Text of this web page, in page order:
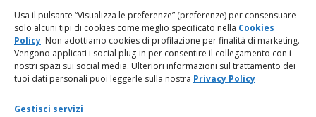
Usa il pulsante “Visualizza le preferenze” (preferenze) per consensuare
solo alcuni tipi di cookies come meglio specificato nella Cookies
Policy Non adottiamo cookies di profilazione per finalità di marketing.
Vengono applicati i social plug-in per consentire il collegamento con i
nostri spazi sui social media. Ulteriori informazioni sul trattamento dei
tuoi dati personali puoi leggerle sulla nostra Privacy Policy
Gestisci servizi
Regolamento categorie particolari di dati personali e dati
giudiziari
Amministrazione Trasparente